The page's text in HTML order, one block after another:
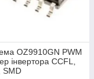
OZ9910GN PWM
інвертора CCFL,
SMD